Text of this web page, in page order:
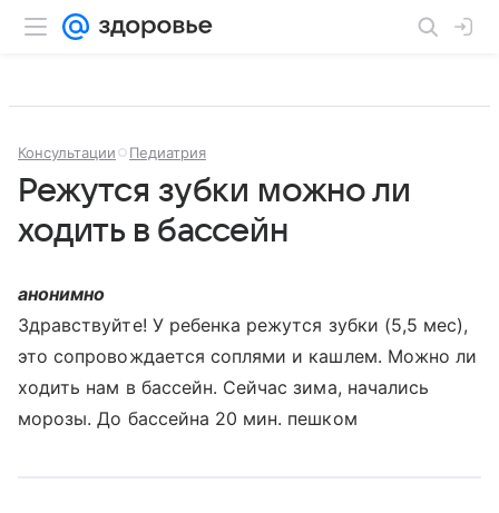
Консультации Педиатрия
Режутся зубки можно ли
ходить в бассейн
анонимно
Здравствуйте! У ребенка режутся зубки (5,5 мес),
это сопровождается соплями и кашлем. Можно ли
ходить нам в бассейн. Сейчас зима, начались
морозы. До бассейна 20 мин. пешком